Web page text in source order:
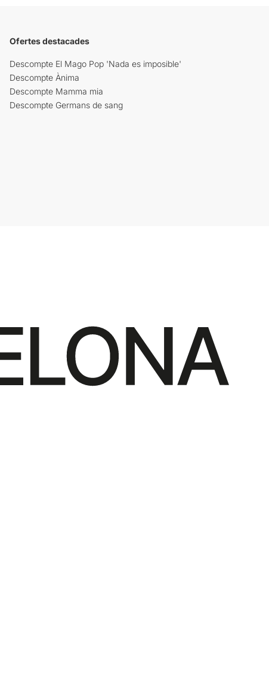
Ofertes destacades
Descompte El Mago Pop 'Nada es imposible'
Descompte Ànima
Descompte Mamma mia
Descompte Germans de sang